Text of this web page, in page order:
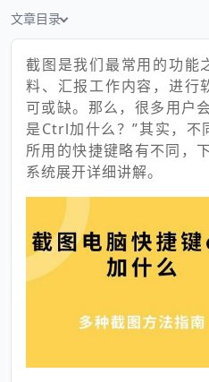
文章目录
截图是我们最常用的功能
料、汇报工作内容，进行
可或缺。那么，很多用户
是Ctrl加什么？”其实，不
所用的快捷键略有不同，
系统展开详细讲解。